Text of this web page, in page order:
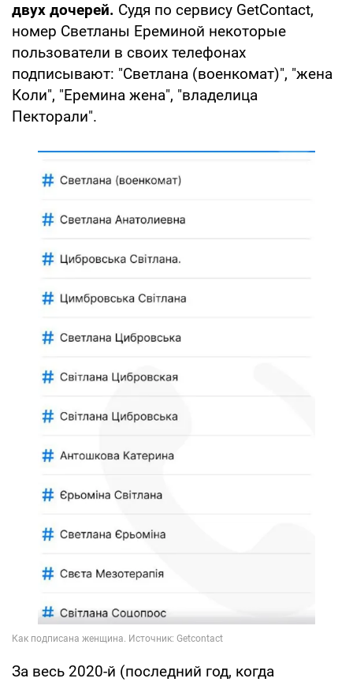
двух дочерей. Судя по сервису GetContact,
номер Светланы Ереминой некоторые
пользователи в своих телефонах
подписывают: "Светлана (военкомат)", "жена
Коли", "Еремина жена", "владелица
Пекторали".
За весь 2020-й (последний год, когда